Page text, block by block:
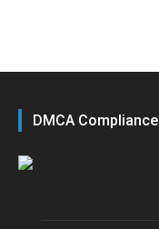
DMCA Compliance